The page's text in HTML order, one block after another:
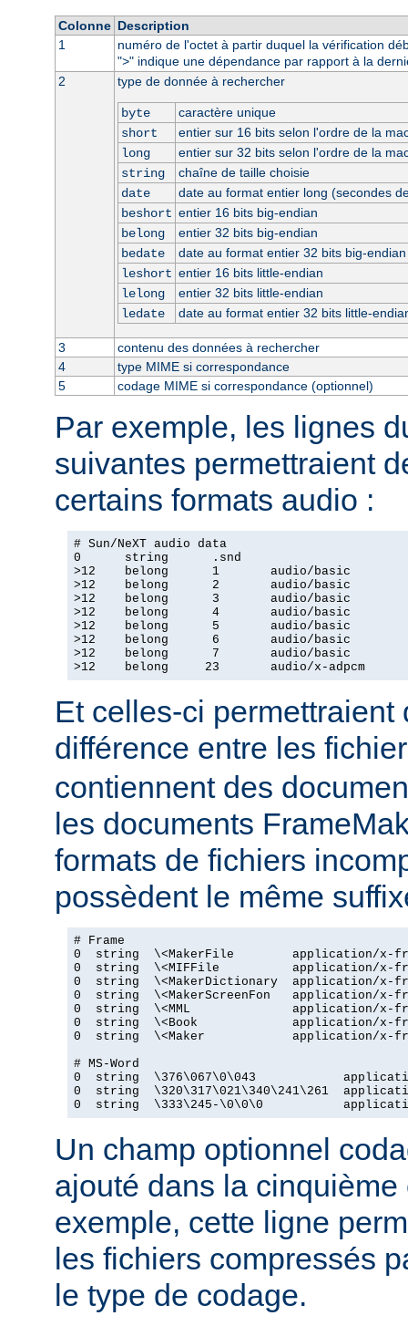
Colonne Description
1
numéro de l'octet à partir duquel la vérification
">" indique une dépendance par rapport à la
2
type de donnée à rechercher
byte
caractère unique
short
entier sur 16 bits selon l'ordre de la
long
entier sur 32 bits selon l'ordre de la
string
chaîne de taille choisie
date
date au format entier long (secondes
beshort entier 16 bits big-endian
belong
entier 32 bits big-endian
bedate
date au format entier 32 bits big-endian
leshort entier 16 bits little-endian
lelong
entier 32 bits little-endian
ledate
date au format entier 32 bits little-
3
contenu des données à rechercher
4
type MIME si correspondance
5
codage MIME si correspondance (optionnel)
Par exemple, les lignes
suivantes permettraient
certains formats audio :
# Sun/NeXT audio data
0      string      .snd
>12    belong      1       audio/basic
>12    belong      2       audio/basic
>12    belong      3       audio/basic
>12    belong      4       audio/basic
>12    belong      5       audio/basic
>12    belong      6       audio/basic
>12    belong      7       audio/basic
>12    belong     23       audio/x-adpcm
Et celles-ci permettraient
différence entre les
contiennent des
les documents
formats de fichiers
possèdent le même
# Frame
0  string  \<MakerFile        application/x-
0  string  \<MIFFile          application/x-
0  string  \<MakerDictionary  application/x-
0  string  \<MakerScreenFon   application/x-
0  string  \<MML              application/x-
0  string  \<Book             application/x-
0  string  \<Maker            application/x-
# MS-Word
0  string  \376\067\0\043
0  string  \320\317\021\340\241\261
0  string  \333\245-\0\0\0
Un champ optionnel
ajouté dans la
exemple, cette ligne
les fichiers compressés
le type de codage.